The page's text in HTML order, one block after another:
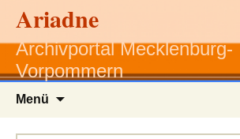
Ariadne
Archivportal Mecklenburg-
Vorpommern
Menü